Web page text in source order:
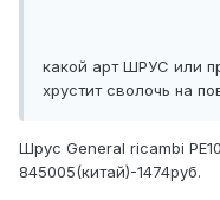
какой арт ШРУС или
хрустит сволочь на
Шрус General ricambi
845005(китай)-1474руб.